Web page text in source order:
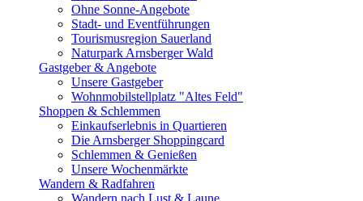
Ohne Sonne-Angebote
Stadt- und Eventführungen
Tourismusregion Sauerland
Naturpark Arnsberger Wald
Gastgeber & Angebote
Unsere Gastgeber
Wohnmobilstellplatz "Altes Feld"
Shoppen & Schlemmen
Einkaufserlebnis in Quartieren
Die Arnsberger Shoppingcard
Schlemmen & Genießen
Unsere Wochenmärkte
Wandern & Radfahren
Wandern nach Lust & Laune